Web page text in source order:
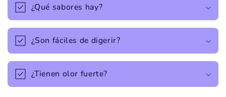
¿Qué sabores hay?
¿Son fáciles de digerir?
¿Tienen olor fuerte?